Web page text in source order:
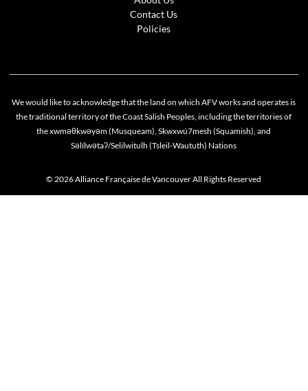
Contact Us
Policies
We would like to acknowledge that the land on which AFV works and operates is
the traditional territory of the Coast Salish Peoples, including the territories of
the xwməθkwəyəm (Musqueam), Skwxwú7mesh (Squamish), and
Səlílwətaʔ/Selilwitulh (Tsleil-Waututh) Nations
© 2026 Alliance Française de Vancouver All Rights Reserved